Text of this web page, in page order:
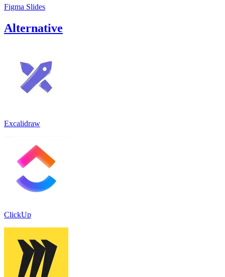
Figma Slides
Alternative
Excalidraw
ClickUp